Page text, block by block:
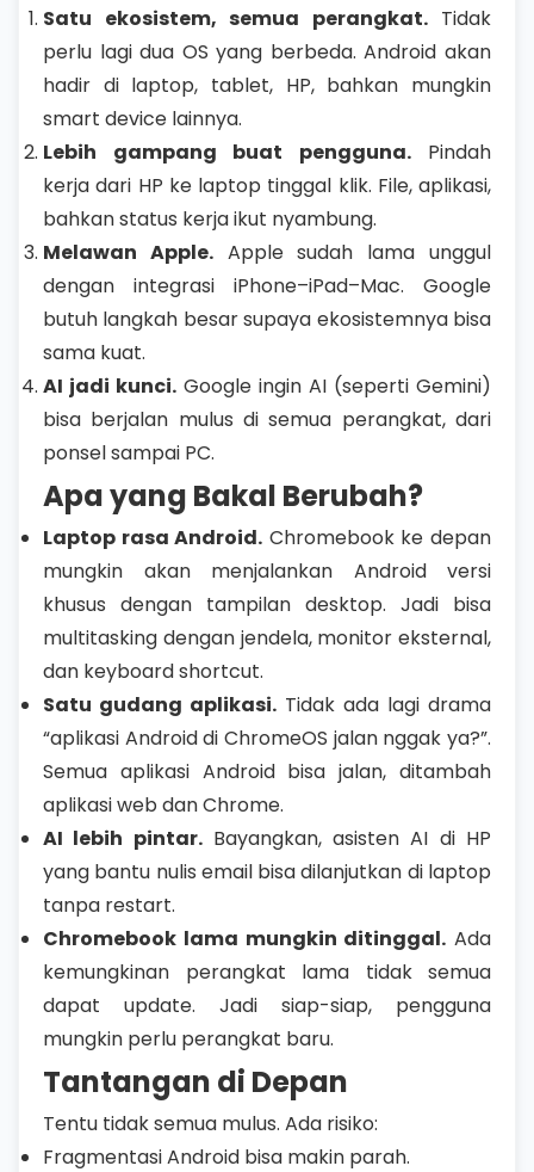
Satu ekosistem, semua perangkat.Tidak
perlu lagi dua OS yang berbeda. Android akan
hadir di laptop, tablet, HP, bahkan mungkin
smart device lainnya.
Lebih gampang buat pengguna.Pindah
kerja dari HP ke laptop tinggal klik. File, aplikasi,
bahkan status kerja ikut nyambung.
Melawan Apple.Apple sudah lama unggul
dengan integrasi iPhone–iPad–Mac. Google
butuh langkah besar supaya ekosistemnya bisa
sama kuat.
AI jadi kunci. Google ingin AI (seperti Gemini)
bisa berjalan mulus di semua perangkat, dari
ponsel sampai PC.
Apa yang Bakal Berubah?
Laptop rasa Android. Chromebook ke depan
mungkin akan menjalankan Android versi
khusus dengan tampilan desktop. Jadi bisa
multitasking dengan jendela, monitor eksternal,
dan keyboard shortcut.
Satu gudang aplikasi. Tidak ada lagi drama
“aplikasi Android di ChromeOS jalan nggak ya?”.
Semua aplikasi Android bisa jalan, ditambah
aplikasi web dan Chrome.
AI lebih pintar.Bayangkan, asisten AI di HP
yang bantu nulis email bisa dilanjutkan di laptop
tanpa restart.
Chromebook lama mungkin ditinggal. Ada
kemungkinan perangkat lama tidak semua
dapat update. Jadi siap-siap, pengguna
mungkin perlu perangkat baru.
Tantangan di Depan
Tentu tidak semua mulus. Ada risiko:
Fragmentasi Android bisa makin parah.